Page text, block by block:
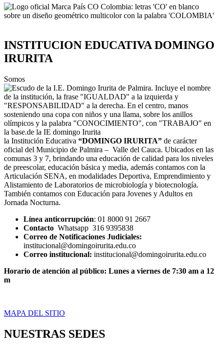
INSTITUCION EDUCATIVA DOMINGO
IRURITA
Somos
la Institución Educativa “DOMINGO IRURITA” de carácter
oficial del Municipio de Palmira – Valle del Cauca. Ubicados en las
comunas 3 y 7, brindando una educación de calidad para los niveles
de preescolar, educación básica y media, además contamos con la
Articulación SENA, en modalidades Deportiva, Emprendimiento y
Alistamiento de Laboratorios de microbiología y biotecnología.
También contamos con Educación para Jovenes y Adultos en
Jornada Nocturna.
Línea anticorrupción: 01 8000 91 2667
Contacto Whatsapp 316 9395838
Correo de Notificaciones Judiciales:
institucional@domingoirurita.edu.co
Correo institucional: institucional@domingoirurita.edu.co
Horario de atención al público: Lunes a viernes de 7:30 am a 12
m
MAPA DEL SITIO
NUESTRAS SEDES